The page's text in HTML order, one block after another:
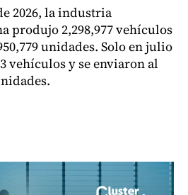
2026, la industria
produjo 2,298,977 vehículos
unidades. Solo en julio
vehículos y se enviaron al